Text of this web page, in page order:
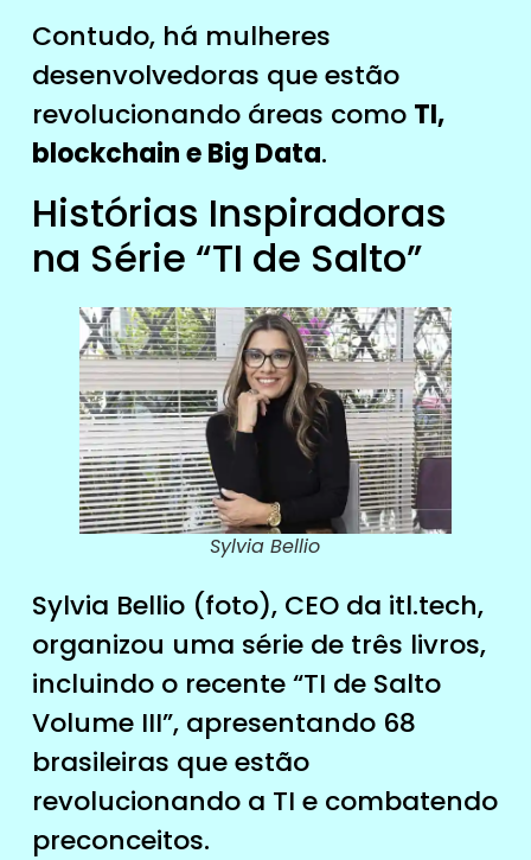
Contudo, há mulheres
desenvolvedoras que estão
revolucionando áreas como TI,
blockchain e Big Data.
Histórias Inspiradoras
na Série “TI de Salto”
Sylvia Bellio
Sylvia Bellio (foto), CEO da itl.tech,
organizou uma série de três livros,
incluindo o recente “TI de Salto
Volume III”, apresentando 68
brasileiras que estão
revolucionando a TI e combatendo
preconceitos.